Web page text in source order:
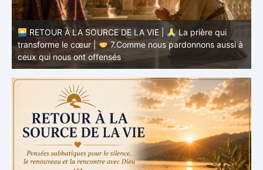
RETOUR À LA SOURCE DE LA VIE |
La prière qui
transforme le cœur |
6.Et pardonne-nous nos offenses